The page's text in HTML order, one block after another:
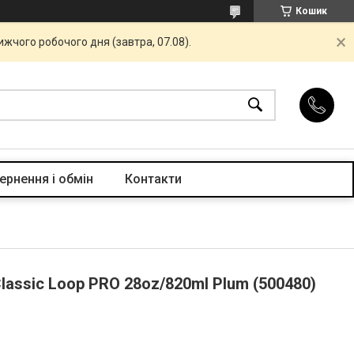
Кошик
робочого дня (завтра, 07.08).
і обмін Контакти
Loop PRO 28oz/820ml Plum (500480)